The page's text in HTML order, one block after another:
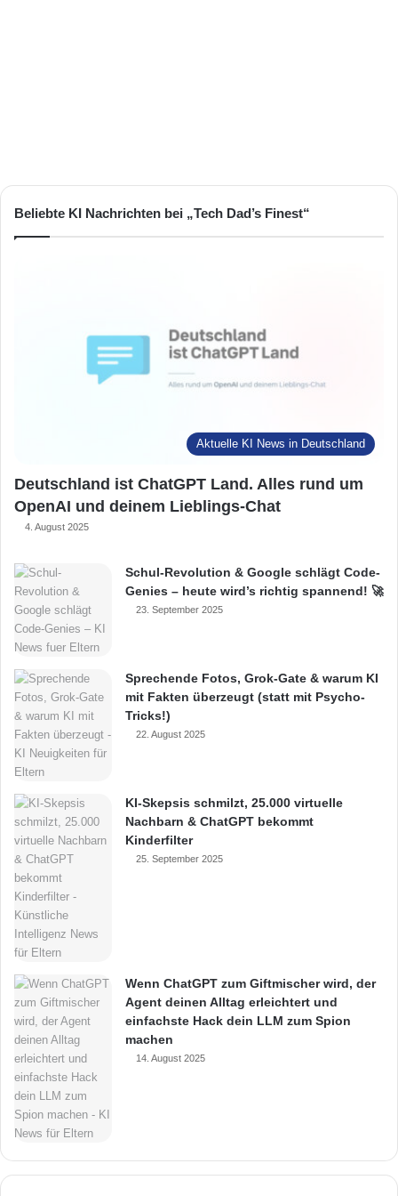
Beliebte KI Nachrichten bei „Tech Dad’s Finest“
Aktuelle KI News in Deutschland
Deutschland ist ChatGPT Land. Alles rund um
OpenAI und deinem Lieblings-Chat
4. August 2025
Schul-Revolution & Google schlägt Code-
Genies – heute wird’s richtig spannend! 🚀
23. September 2025
Sprechende Fotos, Grok-Gate & warum KI
mit Fakten überzeugt (statt mit Psycho-
Tricks!)
22. August 2025
KI-Skepsis schmilzt, 25.000 virtuelle
Nachbarn & ChatGPT bekommt
Kinderfilter
25. September 2025
Wenn ChatGPT zum Giftmischer wird, der
Agent deinen Alltag erleichtert und
einfachste Hack dein LLM zum Spion
machen
14. August 2025